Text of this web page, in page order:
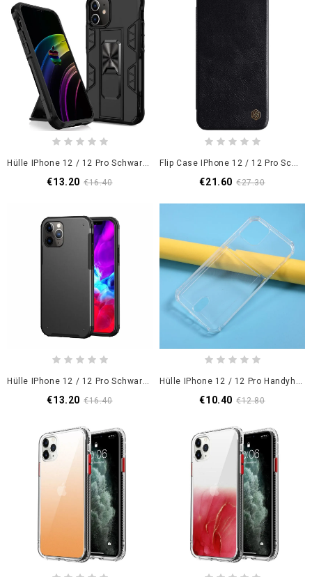
Hülle IPhone 12 / 12 Pro Schwarz Extrem Widerstandsfähig Mit Unterstützung
€13.20 €16.40
Flip Case IPhone 12 / 12 Pro Schwarz Nillkin-Qin-Serie
€21.60 €27.30
Hülle IPhone 12 / 12 Pro Schwarz Matte Hybride
€13.20 €16.40
Hülle IPhone 12 / 12 Pro Handyhülle Transparenter Kartenhalter
€10.40 €12.80